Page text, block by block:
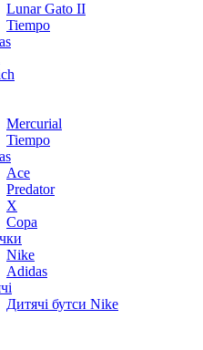
Lunar Gato II
Tiempo
Mercurial
Tiempo
Ace
Predator
X
Copa
Nike
Adidas
Дитячі бутси Nike